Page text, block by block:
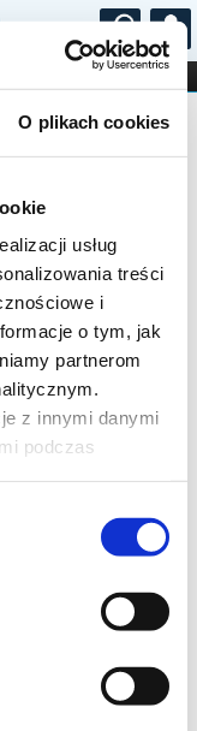
O plikach cookies
usług
treści
i
o tym, jak
partnerom
z innymi danymi
podczas
...
STAND-UPWapno